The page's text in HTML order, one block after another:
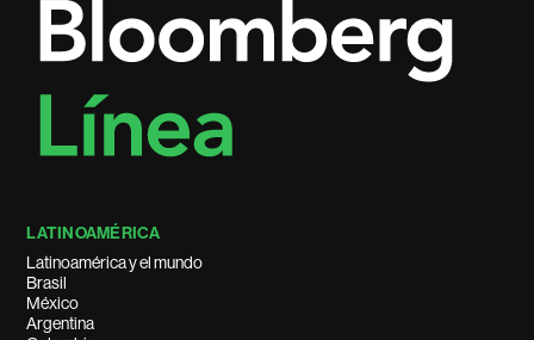
LATINOAMÉRICA
Latinoamérica y el mundo
Brasil
México
Argentina